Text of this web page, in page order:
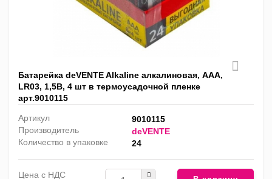
Батарейка deVENTE Alkaline алкалиновая, AAА,
LR03, 1,5В, 4 шт в термоусадочной пленке
арт.9010115
Артикул
9010115
Производитель
deVENTE
Количество в упаковке
24
Цена с НДС